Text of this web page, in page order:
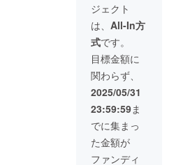
ジェクト
は、 All-In方
式です。
目標金額に
関わらず、
2025/05/31
23:59:59ま
でに集まっ
た金額が
ファンディ